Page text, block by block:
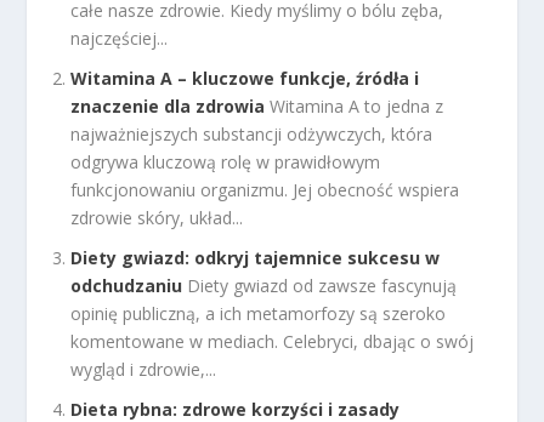
całe nasze zdrowie. Kiedy myślimy o bólu zęba,
najczęściej...
Witamina A – kluczowe funkcje, źródła i
znaczenie dla zdrowia Witamina A to jedna z
najważniejszych substancji odżywczych, która
odgrywa kluczową rolę w prawidłowym
funkcjonowaniu organizmu. Jej obecność wspiera
zdrowie skóry, układ...
Diety gwiazd: odkryj tajemnice sukcesu w
odchudzaniu Diety gwiazd od zawsze fascynują
opinię publiczną, a ich metamorfozy są szeroko
komentowane w mediach. Celebryci, dbając o swój
wygląd i zdrowie,...
Dieta rybna: zdrowe korzyści i zasady